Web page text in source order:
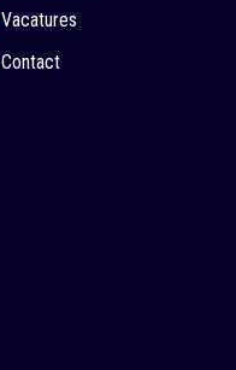
Vacatures
Contact